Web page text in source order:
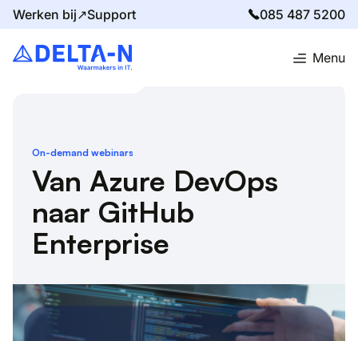
Werken bij↗Support 085 487 5200
Menu
Home Evenementen Van Azure DevOps naar GitHub Enterprise
On-demand webinars
Van Azure DevOps
naar GitHub
Enterprise